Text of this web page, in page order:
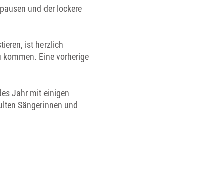
und der lockere
ist herzlich
Eine vorherige
Jahr mit einigen
Sängerinnen und